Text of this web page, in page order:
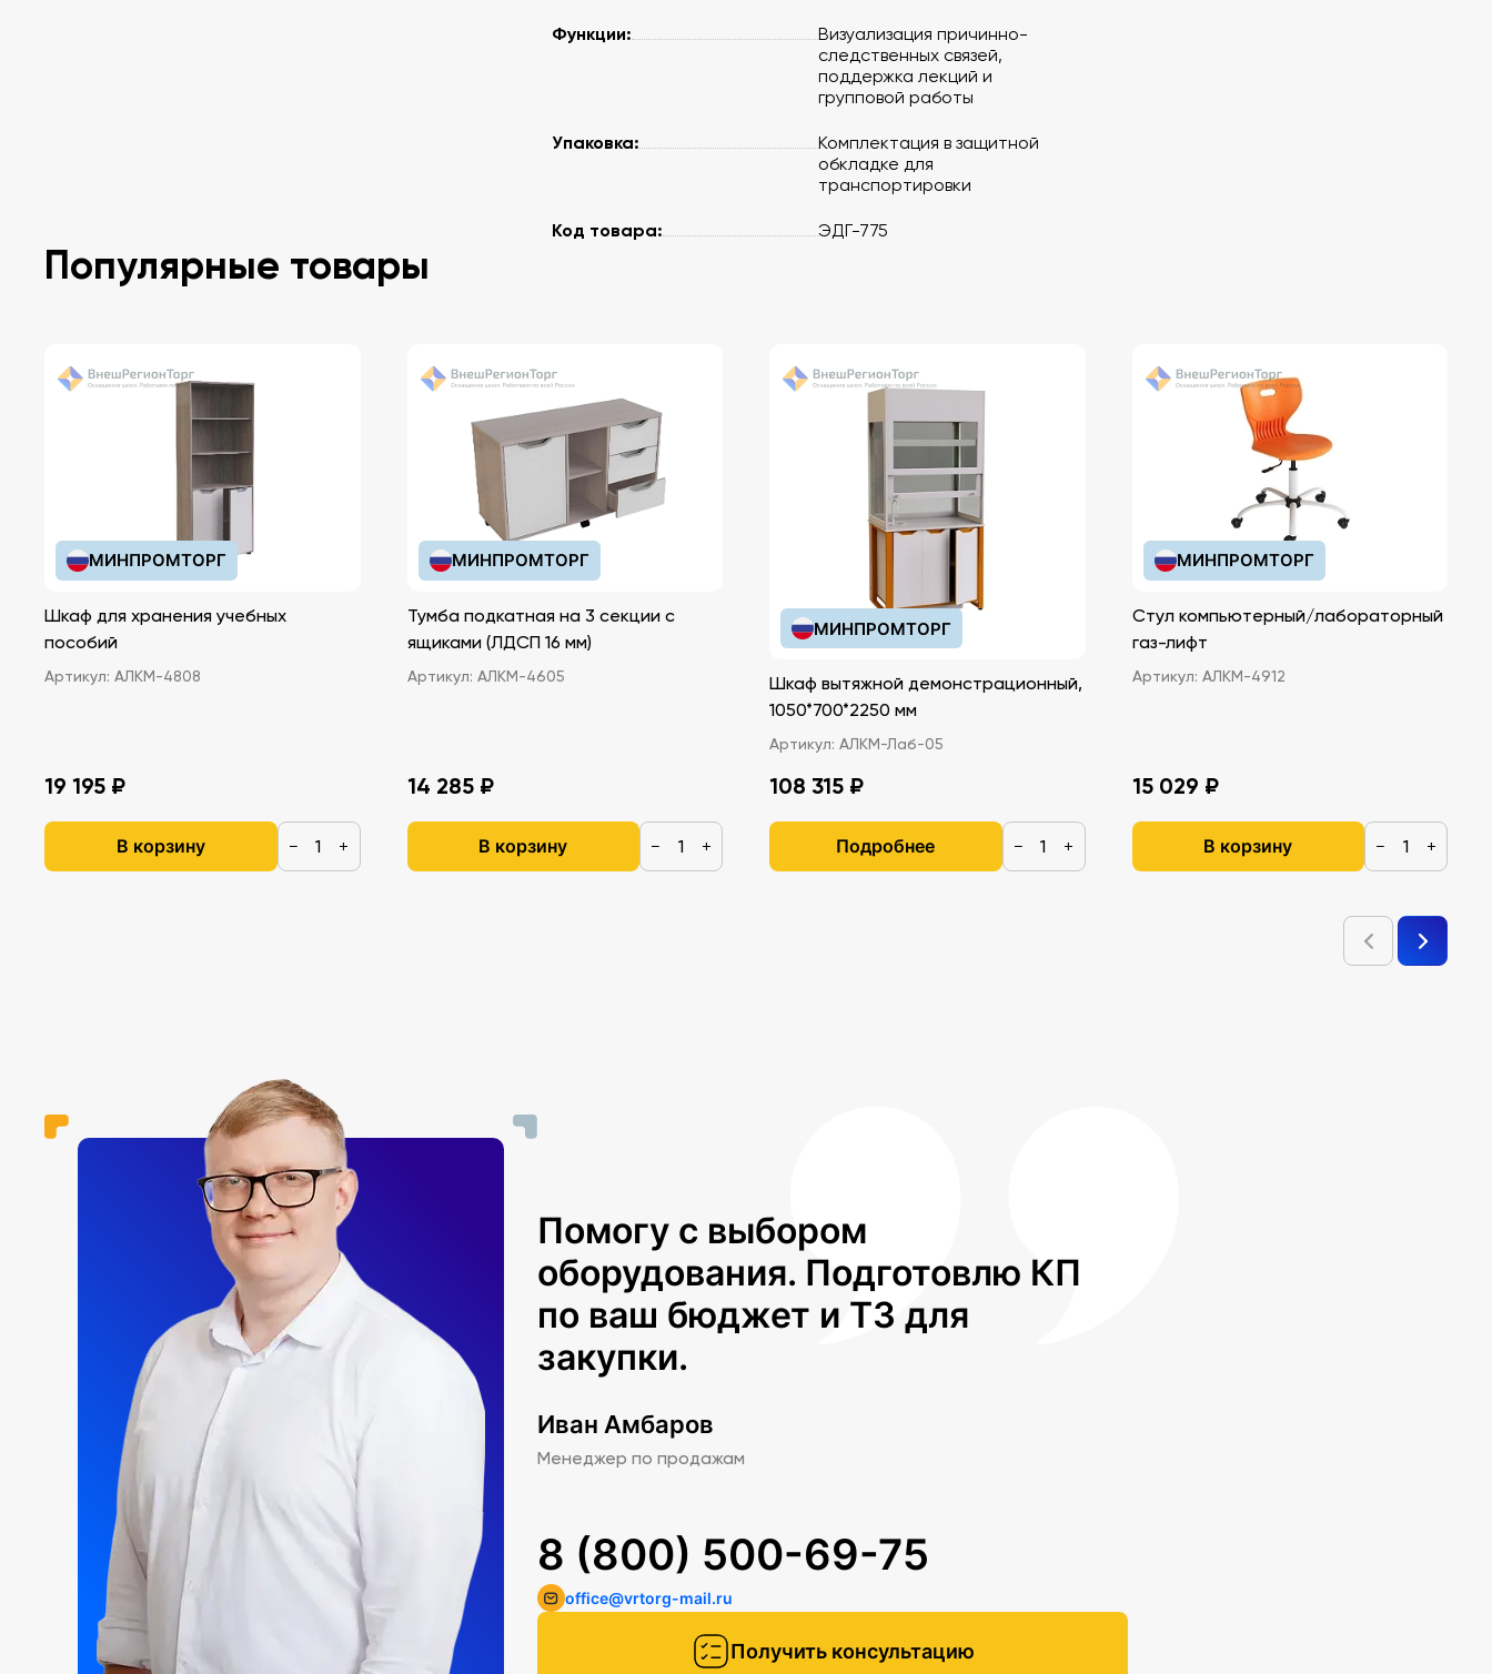
Функции:
Визуализация причинно-
следственных связей,
поддержка лекций и
групповой работы
Упаковка:
Комплектация в защитной
обкладке для
транспортировки
Код товара: ЭДГ-775
Популярные товары
МИНПРОМТОРГ
Шкаф для хранения учебных
пособий
Артикул: АЛКМ-4808
19 195 ₽
В корзину − +
МИНПРОМТОРГ
Тумба подкатная на 3 секции с
ящиками (ЛДСП 16 мм)
Артикул: АЛКМ-4605
14 285 ₽
В корзину − +
МИНПРОМТОРГ
Шкаф вытяжной демонстрационный,
1050*700*2250 мм
Артикул: АЛКМ-Лаб-05
108 315 ₽
Подробнее − +
МИНПРОМТОРГ
Стул компьютерный/лабораторный
газ-лифт
Артикул: АЛКМ-4912
15 029 ₽
В корзину − +
Помогу с выбором
оборудования. Подготовлю КП
по ваш бюджет и ТЗ для
закупки.
Иван Амбаров
Менеджер по продажам
Получить консультацию
8 (800) 500-69-75
office@vrtorg-mail.ru